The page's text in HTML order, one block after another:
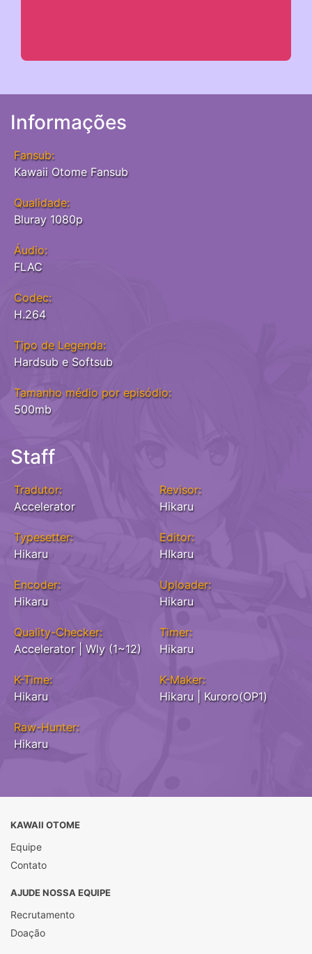
Informações
Fansub:
Kawaii Otome Fansub
Qualidade:
Bluray 1080p
Áudio:
FLAC
Codec:
H.264
Tipo de Legenda:
Hardsub e Softsub
Tamanho médio por episódio:
500mb
Staff
Tradutor:
Accelerator
Revisor:
Hikaru
Typesetter:
Hikaru
Editor:
HIkaru
Encoder:
Hikaru
Uploader:
Hikaru
Quality-Checker:
Accelerator | Wly (1~12)
Timer:
Hikaru
K-Time:
Hikaru
K-Maker:
Hikaru | Kuroro(OP1)
Raw-Hunter:
Hikaru
KAWAII OTOME
Equipe
Contato
AJUDE NOSSA EQUIPE
Recrutamento
Doação